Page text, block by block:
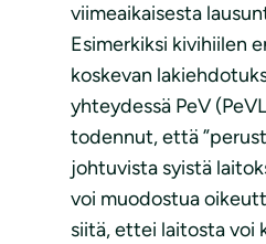
viimeaikaisesta
Esimerkiksi kivihiilen
koskevan
yhteydessä PeV
todennut, että
johtuvista syistä
voi muodostua
siitä, ettei laitosta voi